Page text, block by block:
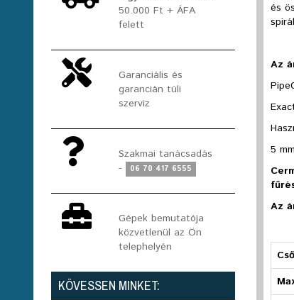
50.000 Ft + ÁFA
felett
Garanciális és
garancián túli
szerviz
Szakmai tanácsadás
-
06 70 417 6555
Gépek bemutatója
közvetlenül az Ön
telephelyén
KÖVESSEN MINKET:
és
Az
5
Az